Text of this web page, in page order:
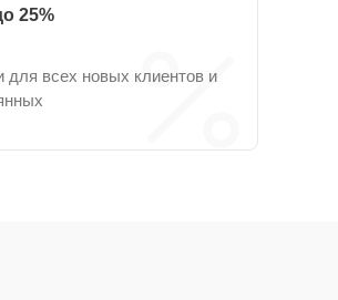
25%
для всех новых клиентов и